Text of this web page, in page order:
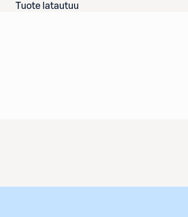
Tuote latautuu